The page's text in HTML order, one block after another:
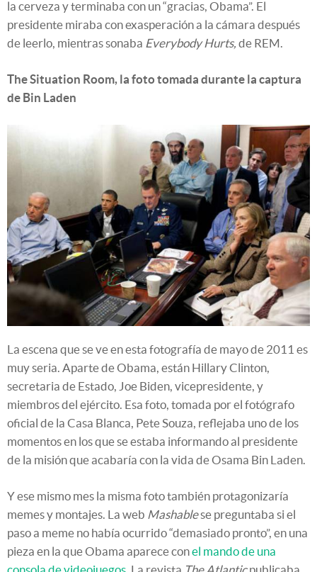
la cerveza y terminaba con un “gracias, Obama”. El
presidente miraba con exasperación a la cámara después
de leerlo, mientras sonaba Everybody Hurts, de REM.
The Situation Room, la foto tomada durante la captura
de Bin Laden
La escena que se ve en esta fotografía de mayo de 2011 es
muy seria. Aparte de Obama, están Hillary Clinton,
secretaria de Estado, Joe Biden, vicepresidente, y
miembros del ejército. Esa foto, tomada por el fotógrafo
oficial de la Casa Blanca, Pete Souza, reflejaba uno de los
momentos en los que se estaba informando al presidente
de la misión que acabaría con la vida de Osama Bin Laden.
Y ese mismo mes la misma foto también protagonizaría
memes y montajes. La web Mashablese preguntaba si el
paso a meme no había ocurrido “demasiado pronto”, en una
pieza en la que Obama aparece conel mando de una